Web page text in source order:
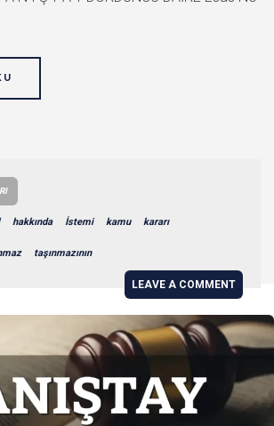
hakkında İstemi kamu kararı
taşınmazının
LEAVE A COMMENT